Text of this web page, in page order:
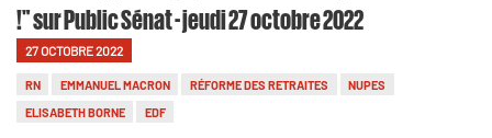
!" sur Public Sénat - jeudi 27 octobre 2022
27 OCTOBRE 2022
RN EMMANUEL MACRON RÉFORME DES RETRAITES
NUPES
ELISABETH BORNE
EDF